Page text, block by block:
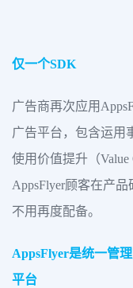
仅一个SDK
广告商再次应用
广告平台，包含运用
使用价值提升（
AppsFlyer顾客在产
不用再度配备。
AppsFlyer是统一管
平台